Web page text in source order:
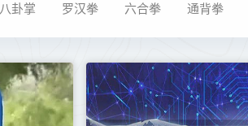
八卦掌 罗汉拳 六合拳 通背拳